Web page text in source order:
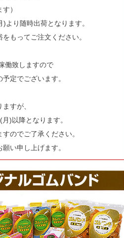
）
り随時出荷となります。
もってご注文ください。
働致しますので
定でございます。
すが、
)以降となります。
のでご了承ください。
い申し上げます。